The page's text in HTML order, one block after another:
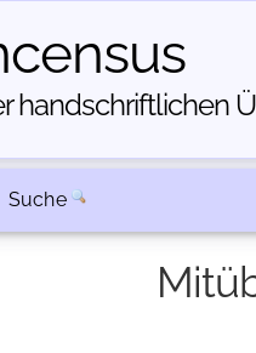
handschriftlichen
Suche